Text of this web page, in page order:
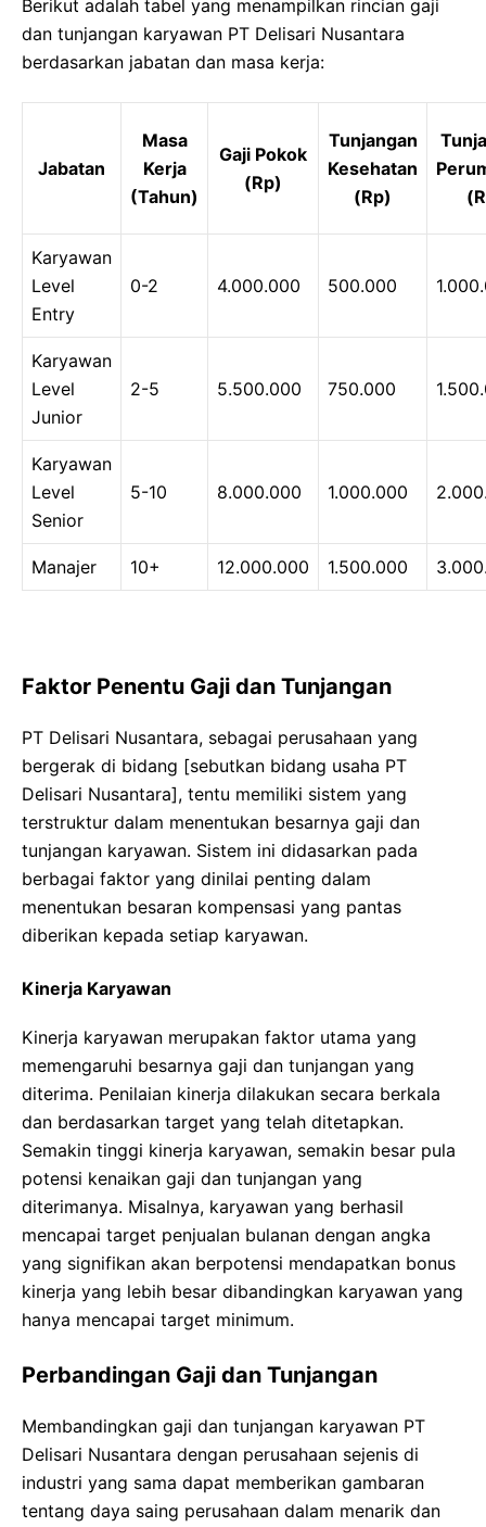
Berikut adalah tabel yang menampilkan rincian gaji
dan tunjangan karyawan PT Delisari Nusantara
berdasarkan jabatan dan masa kerja:
Jabatan
Masa
Kerja
(Tahun)
Gaji Pokok
(Rp)
Tunjangan
Kesehatan
(Rp)
Karyawan
Level
Entry
0-2 4.000.000 500.000
Karyawan
Level
Junior
2-5 5.500.000 750.000
Karyawan
Level
Senior
5-10 8.000.000 1.000.000
Manajer 10+ 12.000.000 1.500.000
Faktor Penentu Gaji dan Tunjangan
PT Delisari Nusantara, sebagai perusahaan yang
bergerak di bidang [sebutkan bidang usaha PT
Delisari Nusantara], tentu memiliki sistem yang
terstruktur dalam menentukan besarnya gaji dan
tunjangan karyawan. Sistem ini didasarkan pada
berbagai faktor yang dinilai penting dalam
menentukan besaran kompensasi yang pantas
diberikan kepada setiap karyawan.
Kinerja Karyawan
Kinerja karyawan merupakan faktor utama yang
memengaruhi besarnya gaji dan tunjangan yang
diterima. Penilaian kinerja dilakukan secara berkala
dan berdasarkan target yang telah ditetapkan.
Semakin tinggi kinerja karyawan, semakin besar pula
potensi kenaikan gaji dan tunjangan yang
diterimanya. Misalnya, karyawan yang berhasil
mencapai target penjualan bulanan dengan angka
yang signifikan akan berpotensi mendapatkan bonus
kinerja yang lebih besar dibandingkan karyawan yang
hanya mencapai target minimum.
Perbandingan Gaji dan Tunjangan
Membandingkan gaji dan tunjangan karyawan PT
Delisari Nusantara dengan perusahaan sejenis di
industri yang sama dapat memberikan gambaran
tentang daya saing perusahaan dalam menarik dan